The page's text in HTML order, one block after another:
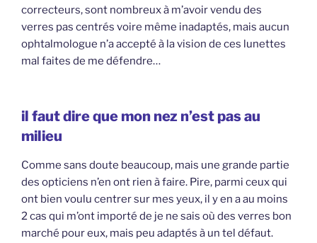
correcteurs, sont nombreux à m’avoir vendu des
verres pas centrés voire même inadaptés, mais aucun
ophtalmologue n’a accepté à la vision de ces lunettes
mal faites de me défendre…
il faut dire que mon nez n’est pas au
milieu
Comme sans doute beaucoup, mais une grande partie
des opticiens n’en ont rien à faire. Pire, parmi ceux qui
ont bien voulu centrer sur mes yeux, il y en a au moins
2 cas qui m’ont importé de je ne sais où des verres bon
marché pour eux, mais peu adaptés à un tel défaut.